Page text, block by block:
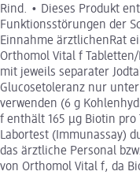
Rind. • Dieses Produkt
Funktionsstörungen der
Einnahme ärztlichenRat
Orthomol Vital f
mit jeweils separater
Glucosetoleranz nur
verwenden (6 g
f enthält 165 µg Biotin
Labortest (Immunassay)
das ärztliche Personal
von Orthomol Vital f, da